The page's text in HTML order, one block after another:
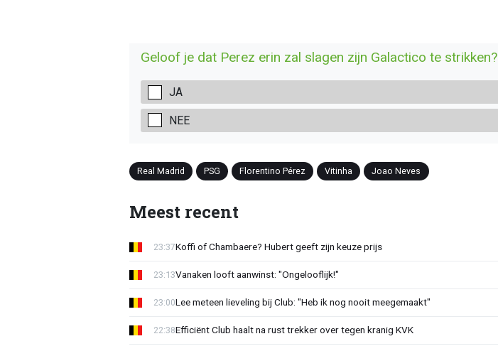
Geloof je dat Perez erin zal slagen zijn Galactico te strikken?
JA
NEE
Real Madrid PSG Florentino Pérez Vitinha Joao Neves
Meest recent
Koffi of Chambaere? Hubert geeft zijn keuze prijs
23:37
Vanaken looft aanwinst: "Ongelooflijk!"
23:13
Lee meteen lieveling bij Club: "Heb ik nog nooit meegemaakt"
23:00
Efficiënt Club haalt na rust trekker over tegen kranig KVK
22:38